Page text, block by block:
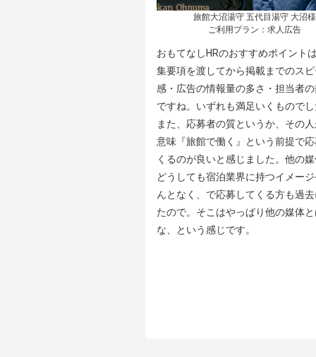
旅館大沼湯守 五代目湯守 大沼様
ご利用プラン：求人広告
おもてなしHRのおすすめポイント
集要項を渡してから掲載までのス
感・広告の情報量の多さ・担当者
ですね。いずれも満足いくもので
また、応募者の質というか、その
意味『旅館で働く』という前提で
くるのが良いと感じました。他の
どうしても宿泊業界に持つイメー
んとなく、で応募してくる方も過
たので。そこはやっぱり他の媒体
な、という感じです。